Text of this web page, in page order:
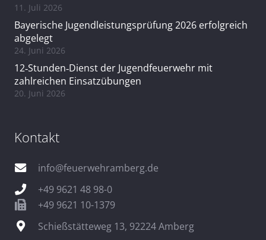
11. Juli 2026
Bayerische Jugendleistungsprüfung 2026 erfolgreich
abgelegt
24. Juni 2026
12‑Stunden‑Dienst der Jugendfeuerwehr mit
zahlreichen Einsatzübungen
20. Juni 2026
Kontakt
info@feuerwehramberg.de
+49 9621 48 98-0
+49 9621 10-1379
Schießstätteweg 13, 92224 Amberg